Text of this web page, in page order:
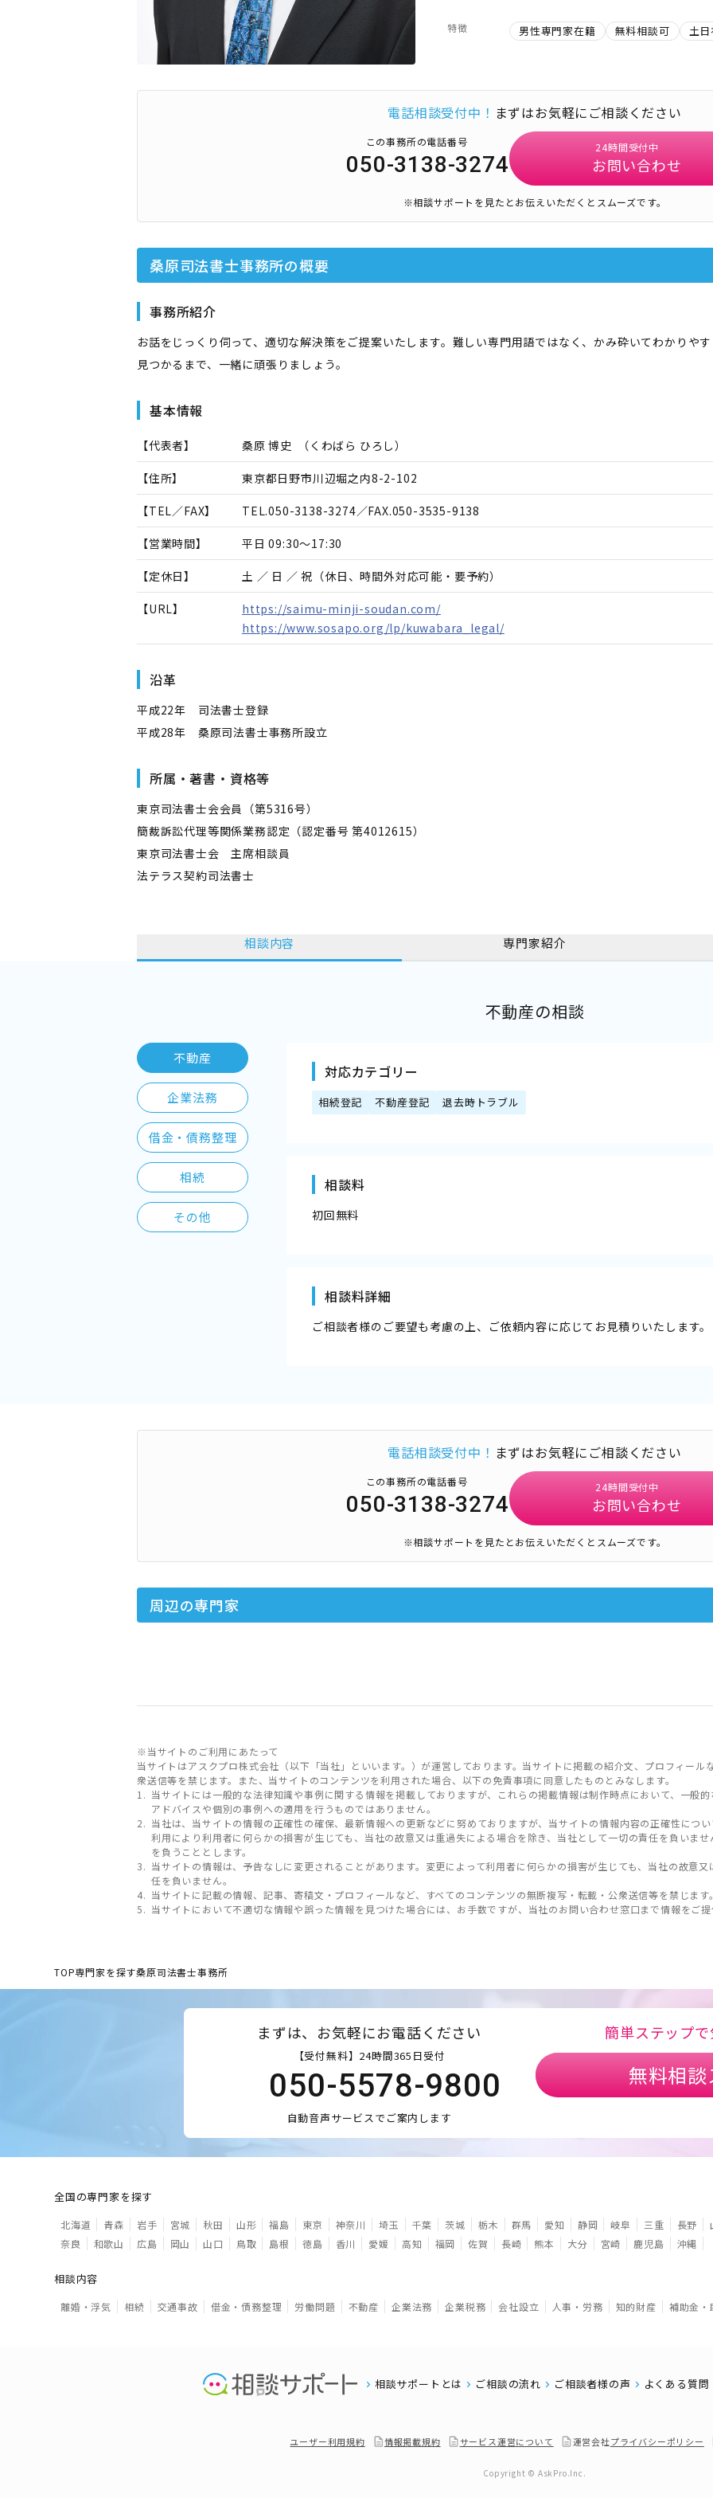
特徴 男性専門家在籍 無料相談可 土
電話相談受付中！ まずはお気軽にご相談ください
この事務所の電話番号
050-3138-3274
24時間受付中
お問い合わせ
※相談サポートを見たとお伝えいただくとスムーズです。
桑原司法書士事務所の概要
事務所紹介
お話をじっくり伺って、適切な解決策をご提案いたします。難しい専門用語ではなく、かみ砕いてわかりや
見つかるまで、一緒に頑張りましょう。
基本情報
【代表者】 桑原 博史 （ くわばら ひろし）
【住所】 東京都日野市川辺堀之内8-2-102
【TEL／FAX】 TEL.050-3138-3274／FAX.050-3535-9138
【営業時間】 平日 09:30～17:30
【定休日】 土 ／ 日 ／ 祝（休日、時間外対応可能・要予約）
【URL】
https://saimu-minji-soudan.com/
https://www.sosapo.org/lp/kuwabara_legal/
沿革
平成22年 司法書士登録
平成28年 桑原司法書士事務所設立
所属・著書・資格等
東京司法書士会会員（第5316号）
簡裁訴訟代理等関係業務認定（認定番号 第4012615）
東京司法書士会 主席相談員
法テラス契約司法書士
相談内容 専門家紹介
不動産の相談
不動産
企業法務
借金・債務整理
相続
その他
対応カテゴリー
相続登記 不動産登記 退去時トラブル
相談料
初回無料
相談料詳細
ご相談者様のご要望も考慮の上、ご依頼内容に応じてお見積りいたします。
電話相談受付中！ まずはお気軽にご相談ください
この事務所の電話番号
050-3138-3274
24時間受付中
お問い合わせ
※相談サポートを見たとお伝えいただくとスムーズです。
周辺の専門家
※当サイトのご利用にあたって
当サイトはアスクプロ株式会社（以下「当社」といいます。）が運営しております。当サイトに掲載の紹介文、プロフィール
衆送信等を禁じます。また、当サイトのコンテンツを利用された場合、以下の免責事項に同意したものとみなします。
当サイトには一般的な法律知識や事例に関する情報を掲載しておりますが、これらの掲載情報は制作時点において、一般
アドバイスや個別の事例への適用を行うものではありません。
当社は、当サイトの情報の正確性の確保、最新情報への更新などに努めておりますが、当サイトの情報内容の正確性につ
利用により利用者に何らかの損害が生じても、当社の故意又は重過失による場合を除き、当社として一切の責任を負いま
を負うこととします。
当サイトの情報は、予告なしに変更されることがあります。変更によって利用者に何らかの損害が生じても、当社の故意
任を負いません。
当サイトに記載の情報、記事、寄稿文・プロフィールなど、すべてのコンテンツの無断複写・転載・公衆送信等を禁じます
当サイトにおいて不適切な情報や誤った情報を見つけた場合には、お手数ですが、当社のお問い合わせ窓口まで情報をご
TOP専門家を探す桑原司法書士事務所
まずは、お気軽にお電話ください
【受付無料】24時間365日受付
050-5578-9800
自動音声サービスでご案内します
簡単ステップ
無料相
全国の専門家を探す
北海道 青森 岩手 宮城 秋田 山形 福島 東京 神奈川 埼玉 千葉 茨城 栃木 群馬 愛知 静岡 岐阜 三重 長野
奈良
和歌山 広島 岡山 山口 鳥取 島根 徳島 香川 愛媛 高知 福岡 佐賀 長崎 熊本 大分 宮崎 鹿児島 沖縄
相談内容
離婚・浮気 相続 交通事故 借金・債務整理 労働問題 不動産 企業法務 企業税務 会社設立 人事・労務 知的財産 補助金・
相談サポートとは ご相談の流れ ご相談者様の声 よくある質問
ユーザー利用規約 情報掲載規約 サービス運営について 運営会社プライバシーポリシー
Copyright © AskPro.Inc.